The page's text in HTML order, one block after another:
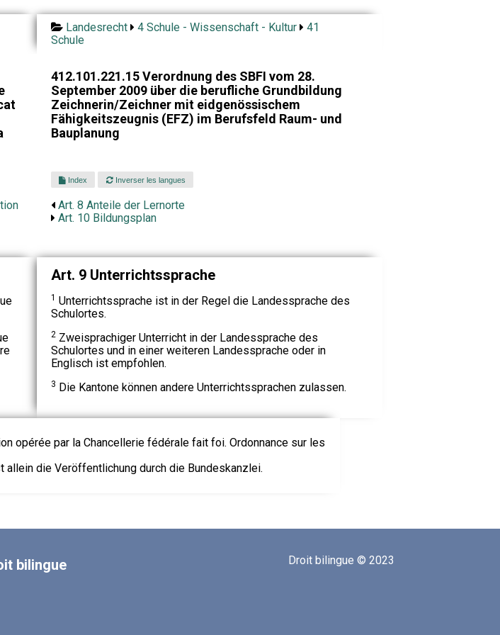
Landesrecht 4 Schule - Wissenschaft - Kultur
41
Schule
412.101.221.15 Verordnung des SBFI vom 28.
September 2009 über die berufliche Grundbildung
Zeichnerin/Zeichner mit eidgenössischem
Fähigkeitszeugnis (EFZ) im Berufsfeld Raum- und
Bauplanung
Index Inverser les langues
Art. 8 Anteile der Lernorte
Art. 10 Bildungsplan
Art. 9 Unterrichtssprache
1 Unterrichtssprache ist in der Regel die Landessprache des
Schulortes.
2Zweisprachiger Unterricht in der Landessprache des
Schulortes und in einer weiteren Landessprache oder in
Englisch ist empfohlen.
3 Die Kantone können andere Unterrichtssprachen zulassen.
opérée par la Chancellerie fédérale fait foi. Ordonnance sur les
die Veröffentlichung durch die Bundeskanzlei.
bilingue Droit bilingue © 2023